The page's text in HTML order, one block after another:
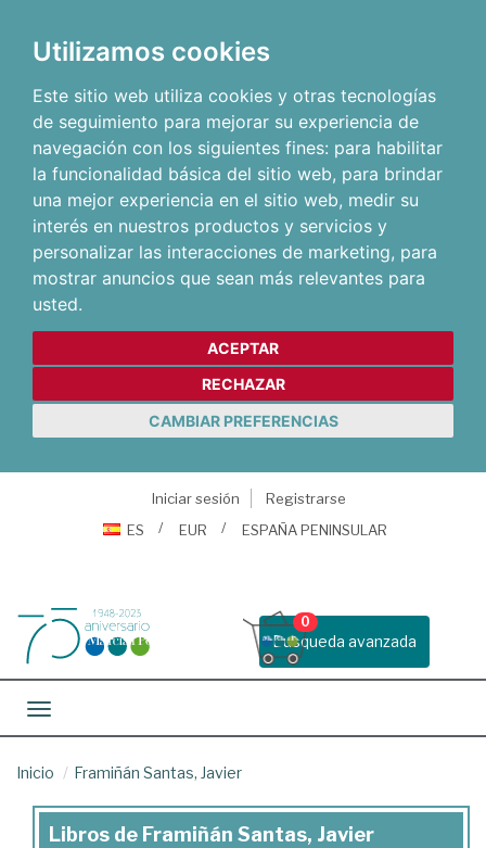
Utilizamos cookies
Este sitio web utiliza cookies y otras tecnologías
de seguimiento para mejorar su experiencia de
navegación con los siguientes fines: para habilitar
la funcionalidad básica del sitio web, para brindar
una mejor experiencia en el sitio web, medir su
interés en nuestros productos y servicios y
personalizar las interacciones de marketing, para
mostrar anuncios que sean más relevantes para
usted.
ACEPTAR
RECHAZAR
CAMBIAR PREFERENCIAS
Iniciar sesión
Registrarse
ES
EUR ESPAÑA PENINSULAR
Busqueda avanzada
0
Toggle navigation
Inicio Framiñán Santas, Javier
Libros de Framiñán Santas, Javier